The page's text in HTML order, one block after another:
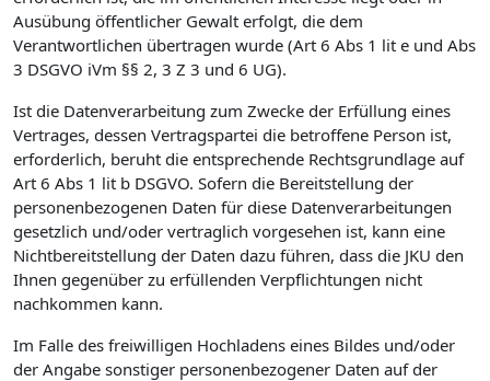
Ausübung öffentlicher Gewalt erfolgt, die dem
Verantwortlichen übertragen wurde (Art 6 Abs 1 lit e und Abs
3 DSGVO iVm §§ 2, 3 Z 3 und 6 UG).
Ist die Datenverarbeitung zum Zwecke der Erfüllung eines
Vertrages, dessen Vertragspartei die betroffene Person ist,
erforderlich, beruht die entsprechende Rechtsgrundlage auf
Art 6 Abs 1 lit b DSGVO. Sofern die Bereitstellung der
personenbezogenen Daten für diese Datenverarbeitungen
gesetzlich und/oder vertraglich vorgesehen ist, kann eine
Nichtbereitstellung der Daten dazu führen, dass die JKU den
Ihnen gegenüber zu erfüllenden Verpflichtungen nicht
nachkommen kann.
Im Falle des freiwilligen Hochladens eines Bildes und/oder
der Angabe sonstiger personenbezogener Daten auf der